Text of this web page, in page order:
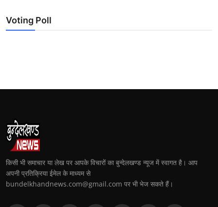
Voting Poll
किसी भी समाचार या लेख पर आपके विचारों का बुन्देलखण्ड न्यूज में स्वागत है। आप
अपनी प्रतिक्रिया ईमेल के माध्यम से
bundelkhandnews.com@gmail.com पर भी भेज सकते हैं।